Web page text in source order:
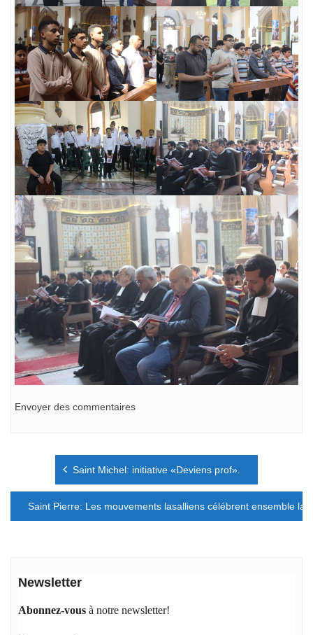
Envoyer des commentaires
Navigation
l’article
Saint Michel: initiative «Deviens prof».
Saint Pierre: Les mouvements lasalliens célébrent ensemble la
Newsletter
Abonnez-vous à notre newsletter!